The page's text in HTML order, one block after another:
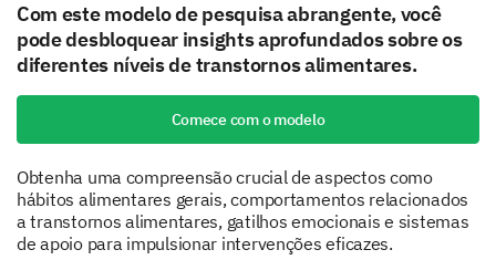
Com este modelo de pesquisa abrangente, você
pode desbloquear insights aprofundados sobre os
diferentes níveis de transtornos alimentares.
Comece com o modelo
Obtenha uma compreensão crucial de aspectos como
hábitos alimentares gerais, comportamentos relacionados
a transtornos alimentares, gatilhos emocionais e sistemas
de apoio para impulsionar intervenções eficazes.